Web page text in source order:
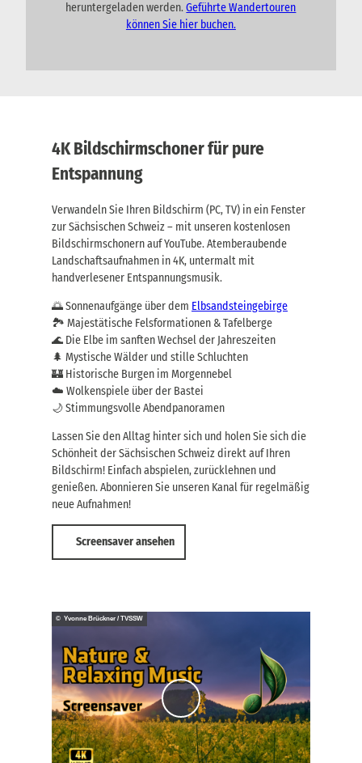
heruntergeladen werden.Geführte Wandertouren
können Sie hier buchen.
V
i
d
© Yvonne Brückner / TVSSW
4K Bildschirmschoner für pure
Entspannung
Verwandeln Sie Ihren Bildschirm (PC, TV) in ein Fenster
zur Sächsischen Schweiz – mit unseren kostenlosen
Bildschirmschonern auf YouTube. Atemberaubende
Landschaftsaufnahmen in 4K, untermalt mit
handverlesener Entspannungsmusik.
🌅 Sonnenaufgänge über dem Elbsandsteingebirge
🏞️ Majestätische Felsformationen & Tafelberge
🌊 Die Elbe im sanften Wechsel der Jahreszeiten
🌲 Mystische Wälder und stille Schluchten
🏰 Historische Burgen im Morgennebel
☁️ Wolkenspiele über der Bastei
🌙 Stimmungsvolle Abendpanoramen
Lassen Sie den Alltag hinter sich und holen Sie sich die
Schönheit der Sächsischen Schweiz direkt auf Ihren
Bildschirm! Einfach abspielen, zurücklehnen und
genießen. Abonnieren Sie unseren Kanal für regelmäßig
neue Aufnahmen!
Screensaver ansehen